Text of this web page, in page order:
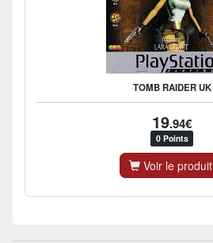
TOMB RAIDER UK
19.94€
0 Points
Voir le produit